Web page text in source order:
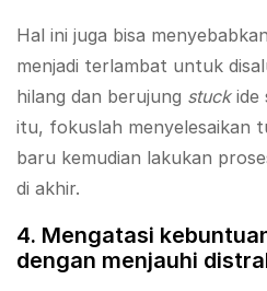
Hal ini juga bisa
menjadi terlambat untuk
hilang dan berujung stuckide
itu, fokuslah menyelesaikan
baru kemudian lakukan
di akhir.
4. Mengatasi
dengan menjauhi